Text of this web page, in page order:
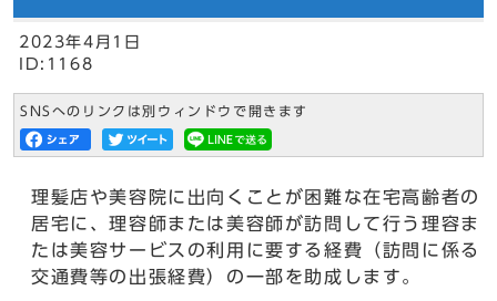
2023年4月1日
ID:1168
SNSへのリンクは別ウィンドウで開きます
理髪店や美容院に出向くことが困難な在宅高齢者の
居宅に、理容師または美容師が訪問して行う理容ま
たは美容サービスの利用に要する経費（訪問に係る
交通費等の出張経費）の一部を助成します。